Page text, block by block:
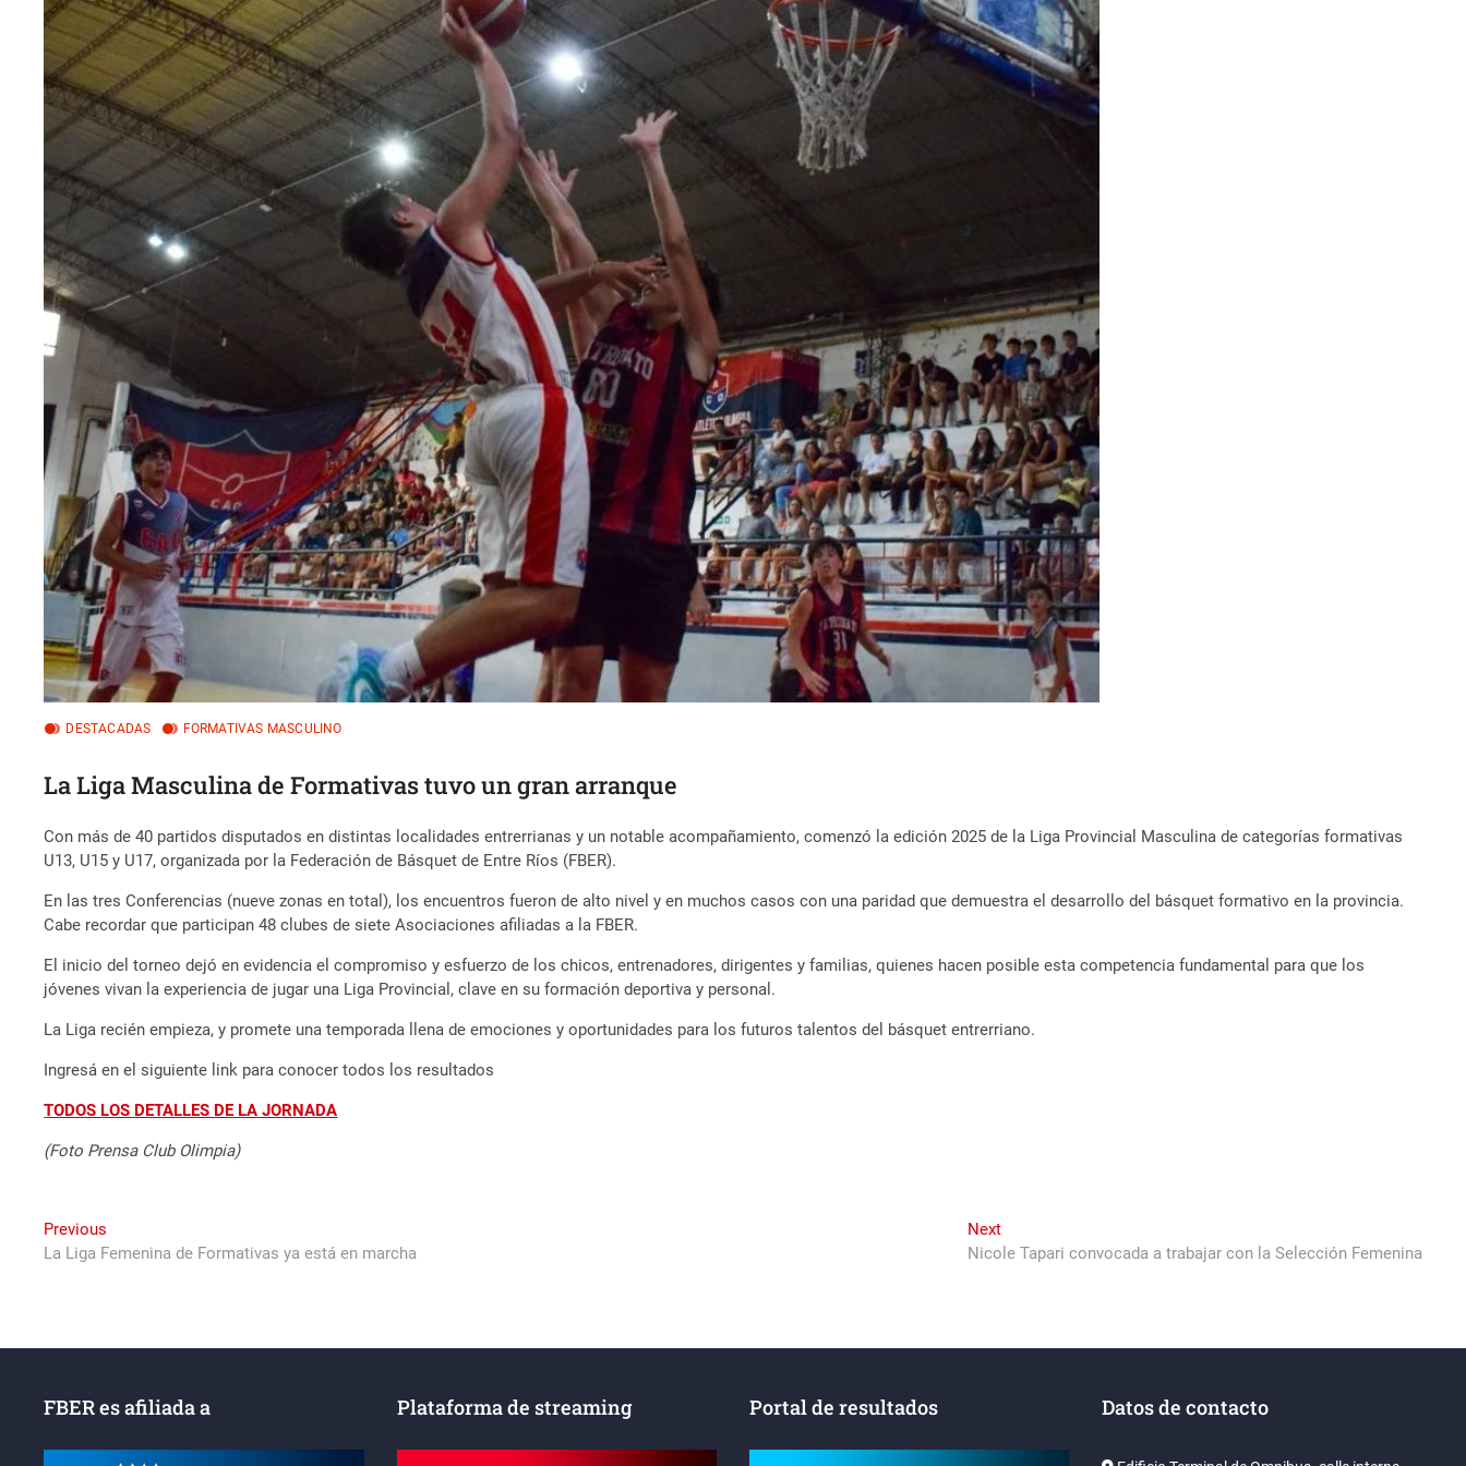
DESTACADAS FORMATIVAS MASCULINO
La Liga Masculina de Formativas tuvo un gran arranque
Con más de 40 partidos disputados en distintas localidades entrerrianas y un notable acompañamiento, comenzó la edición 2025 de la Liga Provincial Masculina de categorías formativas
U13, U15 y U17, organizada por la Federación de Básquet de Entre Ríos (FBER).
En las tres Conferencias (nueve zonas en total), los encuentros fueron de alto nivel y en muchos casos con una paridad que demuestra el desarrollo del básquet formativo en la provincia.
Cabe recordar que participan 48 clubes de siete Asociaciones afiliadas a la FBER.
El inicio del torneo dejó en evidencia el compromiso y esfuerzo de los chicos, entrenadores, dirigentes y familias, quienes hacen posible esta competencia fundamental para que los
jóvenes vivan la experiencia de jugar una Liga Provincial, clave en su formación deportiva y personal.
La Liga recién empieza, y promete una temporada llena de emociones y oportunidades para los futuros talentos del básquet entrerriano.
Ingresá en el siguiente link para conocer todos los resultados
TODOS LOS DETALLES DE LA JORNADA
(Foto Prensa Club Olimpia)
Navegación
de
Previous
post:
La Liga Femenina de Formativas ya está en marcha
NextNext
post:
Nicole Tapari convocada a trabajar con la Selección Femenina
FBER es afiliada a Plataforma de streaming Portal de resultados Datos de contacto